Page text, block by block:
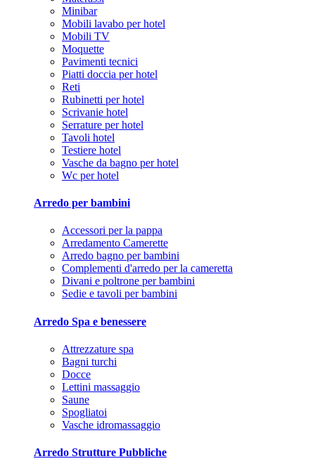
Minibar
Mobili lavabo per hotel
Mobili TV
Moquette
Pavimenti tecnici
Piatti doccia per hotel
Reti
Rubinetti per hotel
Scrivanie hotel
Serrature per hotel
Tavoli hotel
Testiere hotel
Vasche da bagno per hotel
Wc per hotel
Arredo per bambini
Accessori per la pappa
Arredamento Camerette
Arredo bagno per bambini
Complementi d'arredo per la cameretta
Divani e poltrone per bambini
Sedie e tavoli per bambini
Arredo Spa e benessere
Attrezzature spa
Bagni turchi
Docce
Lettini massaggio
Saune
Spogliatoi
Vasche idromassaggio
Arredo Strutture Pubbliche